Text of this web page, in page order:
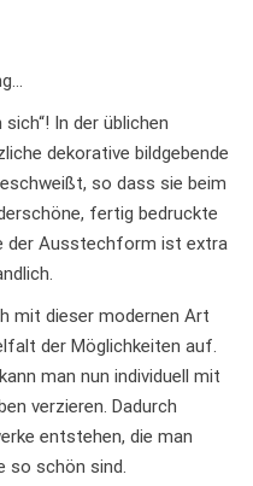
sich“! In der üblichen
dekorative bildgebende
so dass sie beim
fertig bedruckte
der Ausstechform ist extra
mit dieser modernen Art
der Möglichkeiten auf.
man nun individuell mit
verzieren. Dadurch
entstehen, die man
so schön sind.